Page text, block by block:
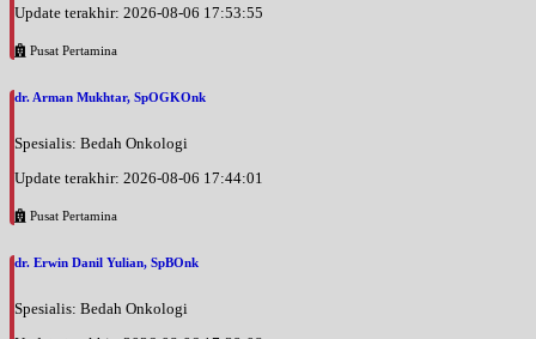
Update terakhir: 2026-08-06 17:53:55
Pusat Pertamina
dr. Arman Mukhtar, SpOGKOnk
Spesialis: Bedah Onkologi
Update terakhir: 2026-08-06 17:44:01
Pusat Pertamina
dr. Erwin Danil Yulian, SpBOnk
Spesialis: Bedah Onkologi